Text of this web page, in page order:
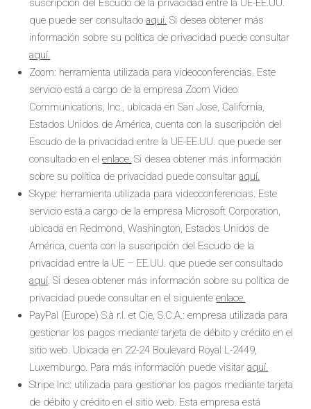
suscripción del Escudo de la privacidad entre la UE-EE.UU.
que puede ser consultadoaquí. Si desea obtener más
información sobre su política de privacidad puede consultar
aquí.
Zoom: herramienta utilizada para videoconferencias. Este
servicio está a cargo de la empresa Zoom Video
Communications, Inc., ubicada en San Jose, California,
Estados Unidos de América, cuenta con la suscripción del
Escudo de la privacidad entre la UE-EE.UU. que puede ser
consultado en elenlace. Si desea obtener más información
sobre su política de privacidad puede consultaraquí.
Skype: herramienta utilizada para videoconferencias. Este
servicio está a cargo de la empresa Microsoft Corporation,
ubicada en Redmond, Washington, Estados Unidos de
América, cuenta con la suscripción del Escudo de la
privacidad entre la UE – EE.UU. que puede ser consultado
aquí. Si desea obtener más información sobre su política de
privacidad puede consultar en el siguienteenlace.
PayPal (Europe) S.à r.l. et Cie, S.C.A.: empresa utilizada para
gestionar los pagos mediante tarjeta de débito y crédito en el
sitio web. Ubicada en 22-24 Boulevard Royal L-2449,
Luxemburgo. Para más información puede visitaraquí.
Stripe Inc: utilizada para gestionar los pagos mediante tarjeta
de débito y crédito en el sitio web. Esta empresa está